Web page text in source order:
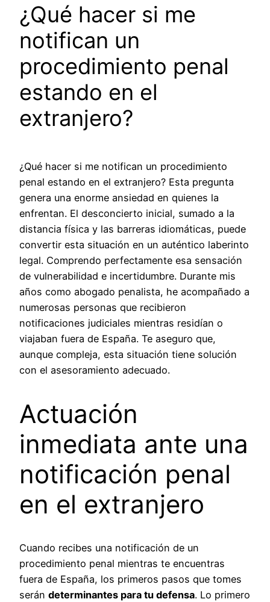
¿Qué hacer si me
notifican un
procedimiento penal
estando en el
extranjero?
¿Qué hacer si me notifican un procedimiento
penal estando en el extranjero? Esta pregunta
genera una enorme ansiedad en quienes la
enfrentan. El desconcierto inicial, sumado a la
distancia física y las barreras idiomáticas, puede
convertir esta situación en un auténtico laberinto
legal. Comprendo perfectamente esa sensación
de vulnerabilidad e incertidumbre. Durante mis
años como abogado penalista, he acompañado a
numerosas personas que recibieron
notificaciones judiciales mientras residían o
viajaban fuera de España. Te aseguro que,
aunque compleja, esta situación tiene solución
con el asesoramiento adecuado.
Actuación
inmediata ante una
notificación penal
en el extranjero
Cuando recibes una notificación de un
procedimiento penal mientras te encuentras
fuera de España, los primeros pasos que tomes
serán determinantes para tu defensa. Lo primero